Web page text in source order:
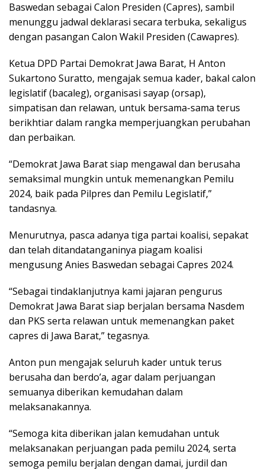
Baswedan sebagai Calon Presiden (Capres), sambil
menunggu jadwal deklarasi secara terbuka, sekaligus
dengan pasangan Calon Wakil Presiden (Cawapres).
Ketua DPD Partai Demokrat Jawa Barat, H Anton
Sukartono Suratto, mengajak semua kader, bakal calon
legislatif (bacaleg), organisasi sayap (orsap),
simpatisan dan relawan, untuk bersama-sama terus
berikhtiar dalam rangka memperjuangkan perubahan
dan perbaikan.
“Demokrat Jawa Barat siap mengawal dan berusaha
semaksimal mungkin untuk memenangkan Pemilu
2024, baik pada Pilpres dan Pemilu Legislatif,”
tandasnya.
Menurutnya, pasca adanya tiga partai koalisi, sepakat
dan telah ditandatanganinya piagam koalisi
mengusung Anies Baswedan sebagai Capres 2024.
“Sebagai tindaklanjutnya kami jajaran pengurus
Demokrat Jawa Barat siap berjalan bersama Nasdem
dan PKS serta relawan untuk memenangkan paket
capres di Jawa Barat,” tegasnya.
Anton pun mengajak seluruh kader untuk terus
berusaha dan berdo’a, agar dalam perjuangan
semuanya diberikan kemudahan dalam
melaksanakannya.
“Semoga kita diberikan jalan kemudahan untuk
melaksanakan perjuangan pada pemilu 2024, serta
semoga pemilu berjalan dengan damai, jurdil dan